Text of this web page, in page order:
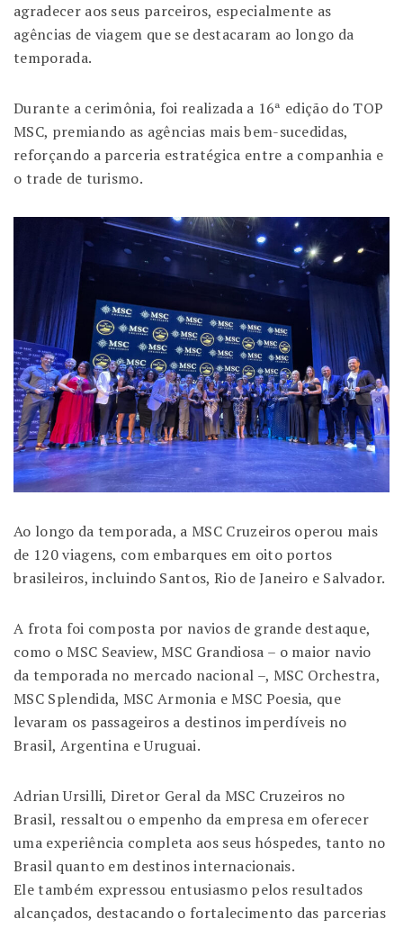
agradecer aos seus parceiros, especialmente as
agências de viagem que se destacaram ao longo da
temporada.
Durante a cerimônia, foi realizada a 16ª edição do TOP
MSC, premiando as agências mais bem-sucedidas,
reforçando a parceria estratégica entre a companhia e
o trade de turismo.
Ao longo da temporada, a MSC Cruzeiros operou mais
de 120 viagens, com embarques em oito portos
brasileiros, incluindo Santos, Rio de Janeiro e Salvador.
A frota foi composta por navios de grande destaque,
como o MSC Seaview, MSC Grandiosa – o maior navio
da temporada no mercado nacional –, MSC Orchestra,
MSC Splendida, MSC Armonia e MSC Poesia, que
levaram os passageiros a destinos imperdíveis no
Brasil, Argentina e Uruguai.
Adrian Ursilli, Diretor Geral da MSC Cruzeiros no
Brasil, ressaltou o empenho da empresa em oferecer
uma experiência completa aos seus hóspedes, tanto no
Brasil quanto em destinos internacionais.
Ele também expressou entusiasmo pelos resultados
alcançados, destacando o fortalecimento das parcerias